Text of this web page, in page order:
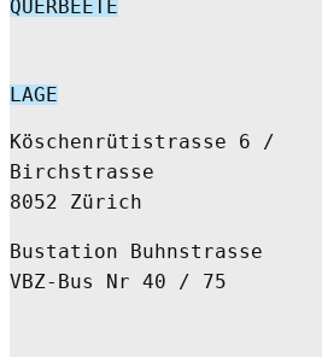
QUERBEETE
LAGE
Köschenrütistrasse 6 /
Birchstrasse
8052 Zürich
Bustation Buhnstrasse
VBZ-Bus Nr 40 / 75